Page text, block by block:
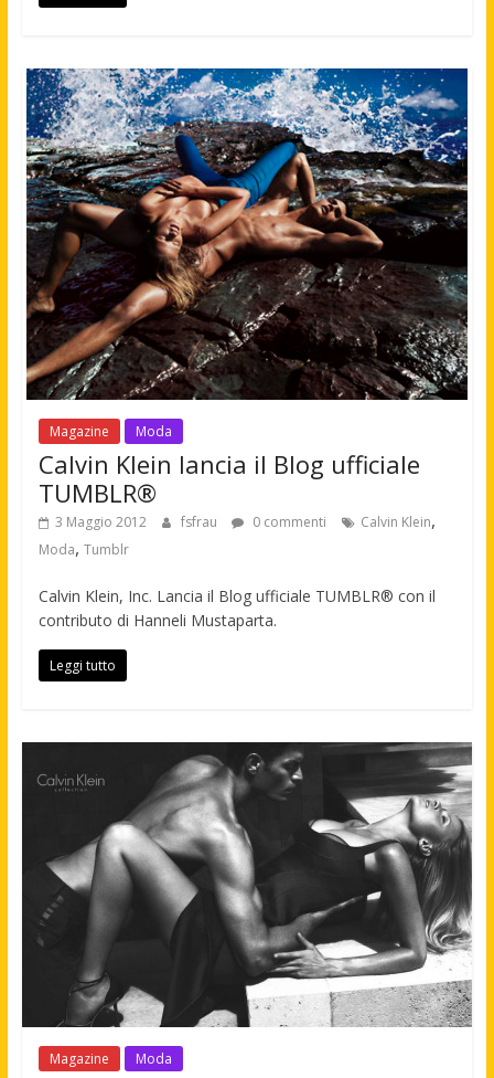
Magazine Moda
Calvin Klein lancia il Blog ufficiale
TUMBLR®
3 Maggio 2012 fsfrau 0 commenti Calvin Klein,
Moda, Tumblr
Calvin Klein, Inc. Lancia il Blog ufficiale TUMBLR® con il
contributo di Hanneli Mustaparta.
Leggi tutto
Magazine Moda